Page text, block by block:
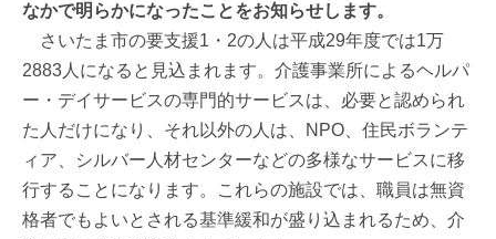
なかで明らかになったことをお知らせします。
さいたま市の要支援1・2の人は平成29年度では1万
2883人になると見込まれます。介護事業所によるヘルパ
ー・デイサービスの専門的サービスは、必要と認められ
た人だけになり、それ以外の人は、NPO、住民ボランテ
ィア、シルバー人材センターなどの多様なサービスに移
行することになります。これらの施設では、職員は無資
格者でもよいとされる基準緩和が盛り込まれるため、介